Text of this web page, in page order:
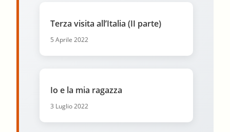
Terza visita all’Italia (II parte)
5 Aprile 2022
Io e la mia ragazza
3 Luglio 2022